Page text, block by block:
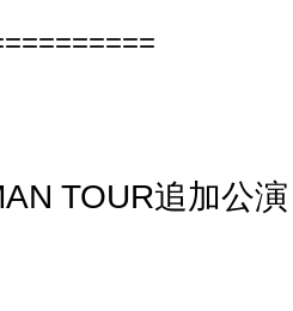
TOUR追加公演